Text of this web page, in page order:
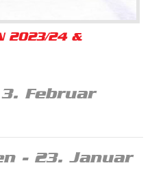
2023/24 &
Februar
- 23. Januar